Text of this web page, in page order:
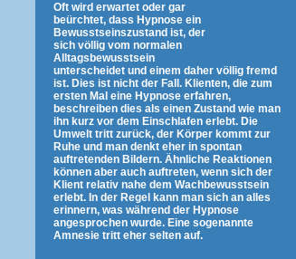
Oft wird erwartet oder gar
beürchtet, dass Hypnose ein
Bewusstseinszustand ist, der
sich völlig vom normalen
Alltagsbewusstsein
unterscheidet und einem daher völlig fremd
ist. Dies ist nicht der Fall. Klienten, die zum
ersten Mal eine Hypnose erfahren,
beschreiben dies als einen Zustand wie man
ihn kurz vor dem Einschlafen erlebt. Die
Umwelt tritt zurück, der Körper kommt zur
Ruhe und man denkt eher in spontan
auftretenden Bildern. Ähnliche Reaktionen
können aber auch auftreten, wenn sich der
Klient relativ nahe dem Wachbewusstsein
erlebt. In der Regel kann man sich an alles
erinnern, was während der Hypnose
angesprochen wurde. Eine sogenannte
Amnesie tritt eher selten auf.